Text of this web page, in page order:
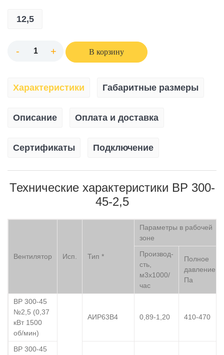
12,5
- + В корзину
Характеристики Габаритные размеры
Описание Оплата и доставка
Сертификаты Подключение
Технические характеристики ВР 300-
45-2,5
Вентилятор Исп. Тип *
Параметры в рабочей
зоне
Производ-
сть,
м3х1000/
час
Полное
давление,
Па
ВР 300-45
№2,5 (0,37
кВт 1500
об/мин)
АИР63B4 0,89-1,20 410-470
ВР 300-45